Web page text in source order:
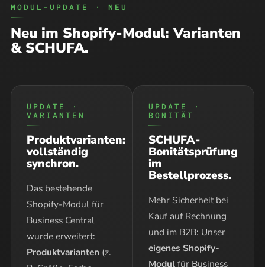
MODUL-UPDATE · NEU
Neu im Shopify-Modul: Varianten
& SCHUFA.
UPDATE ·
VARIANTEN
Produktvarianten:
vollständig
synchron.
Das bestehende
Shopify-Modul für
Business Central
wurde erweitert:
Produktvarianten (z.
UPDATE ·
BONITÄT
SCHUFA-
Bonitätsprüfung
im
Bestellprozess.
Mehr Sicherheit bei
Kauf auf Rechnung
und im B2B: Unser
eigenes Shopify-
Modulfür Business